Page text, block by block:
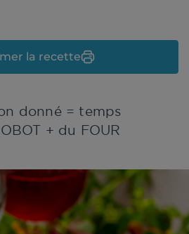
la recette
donné = temps
+ du FOUR